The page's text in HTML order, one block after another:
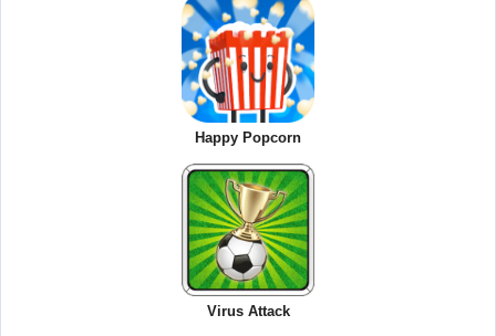
Happy Popcorn
Virus Attack